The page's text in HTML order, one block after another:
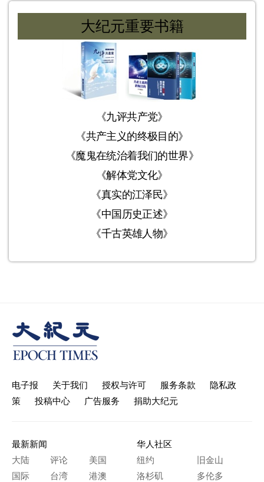
大纪元重要书籍
《九评共产党》
《共产主义的终极目的》
《魔鬼在统治着我们的世界》
《解体党文化》
《真实的江泽民》
《中国历史正述》
《千古英雄人物》
电子报 关于我们 授权与许可 服务条款
隐私政
策
投稿中心 广告服务 捐助大纪元
最新新闻
大陆
评论
美国
国际
台湾
港澳
华人社区
纽约
旧金山
洛杉矶
多伦多